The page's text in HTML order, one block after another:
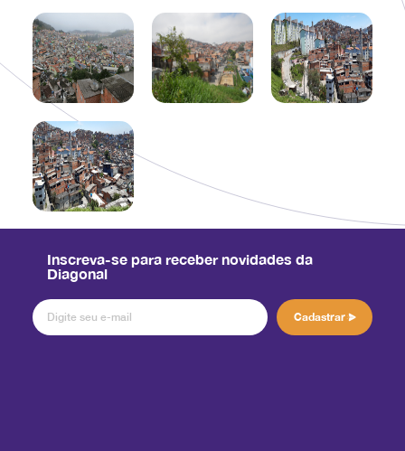
Inscreva-se para receber novidades da
Diagonal
Cadastrar